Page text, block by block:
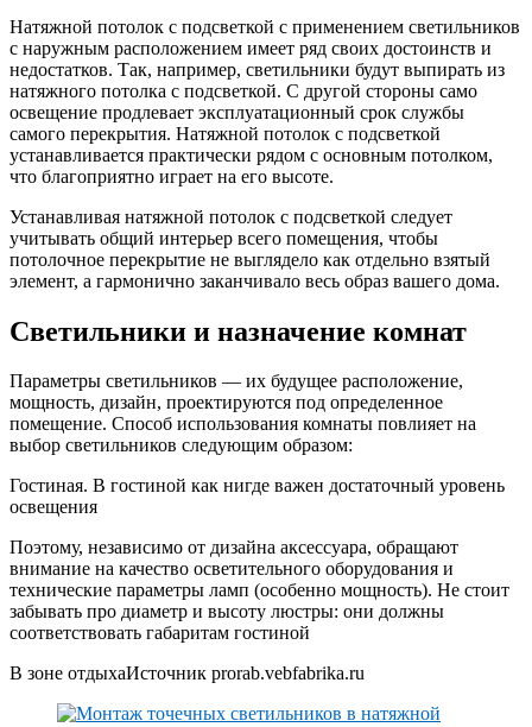
Натяжной потолок с подсветкой с применением светильников
с наружным расположением имеет ряд своих достоинств и
недостатков. Так, например, светильники будут выпирать из
натяжного потолка с подсветкой. С другой стороны само
освещение продлевает эксплуатационный срок службы
самого перекрытия. Натяжной потолок с подсветкой
устанавливается практически рядом с основным потолком,
что благоприятно играет на его высоте.
Устанавливая натяжной потолок с подсветкой следует
учитывать общий интерьер всего помещения, чтобы
потолочное перекрытие не выглядело как отдельно взятый
элемент, а гармонично заканчивало весь образ вашего дома.
Светильники и назначение комнат
Параметры светильников — их будущее расположение,
мощность, дизайн, проектируются под определенное
помещение. Способ использования комнаты повлияет на
выбор светильников следующим образом:
Гостиная. В гостиной как нигде важен достаточный уровень
освещения
Поэтому, независимо от дизайна аксессуара, обращают
внимание на качество осветительного оборудования и
технические параметры ламп (особенно мощность). Не стоит
забывать про диаметр и высоту люстры: они должны
соответствовать габаритам гостиной
В зоне отдыхаИсточник prorab.vebfabrika.ru